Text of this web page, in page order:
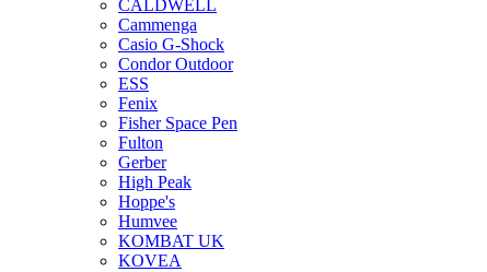
CALDWELL
Cammenga
Casio G-Shock
Condor Outdoor
ESS
Fenix
Fisher Space Pen
Fulton
Gerber
High Peak
Hoppe's
Humvee
KOMBAT UK
KOVEA